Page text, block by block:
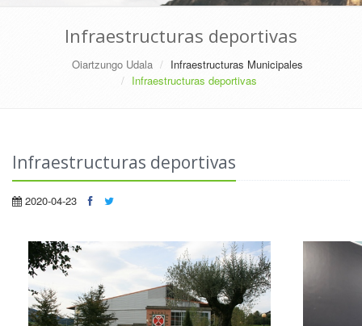
Infraestructuras deportivas
Oiartzungo Udala
Infraestructuras Municipales
Infraestructuras deportivas
Infraestructuras deportivas
2020-04-23